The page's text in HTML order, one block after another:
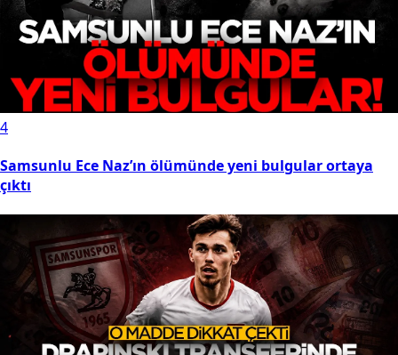
4
Samsunlu Ece Naz’ın ölümünde yeni bulgular ortaya
çıktı